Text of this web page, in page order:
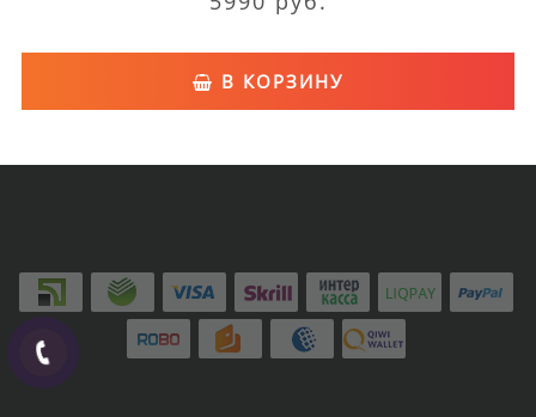
В КОРЗИНУ